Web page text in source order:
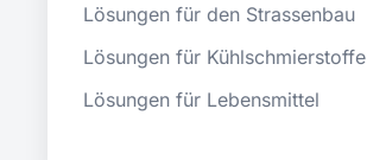
Lösungen für den Strassenbau
Lösungen für Kühlschmierstoffe
Lösungen für Lebensmittel